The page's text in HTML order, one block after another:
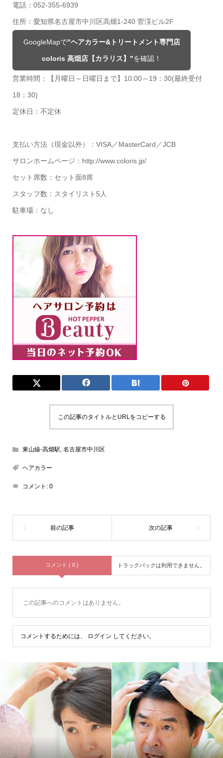
電話：052-355-6939
住所：愛知県名古屋市中川区高畑1-240 菅渓ビル2F
GoogleMapで"ヘアカラー&トリートメント専門店
coloris 高畑店【カラリス】"を確認！
営業時間：【月曜日～日曜日まで】10:00～19：30(最終受付
18；30)
定休日：不定休
支払い方法（現金以外）：VISA／MasterCard／JCB
サロンホームページ：http://www.coloris.jp/
セット席数：セット面8席
スタッフ数：スタイリスト5人
駐車場：なし
この記事のタイトルとURLをコピーする
東山線-高畑駅, 名古屋市中川区
ヘアカラー
コメント: 0
コメント ( 0 ) トラックバックは利用できません。
この記事へのコメントはありません。
コメントするためには、 ログイン してください。